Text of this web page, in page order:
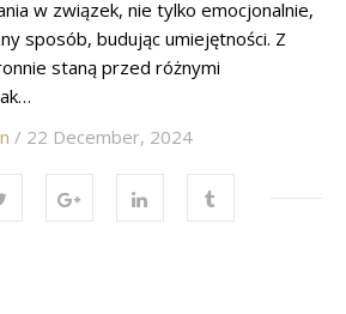
w związek, nie tylko emocjonalnie,
sposób, budując umiejętności. Z
staną przed różnymi
/ 22 December, 2024